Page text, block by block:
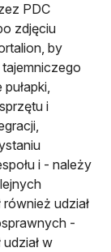
PDC
zdjęciu
by
i
i - należy
udział
-
w